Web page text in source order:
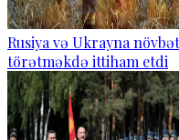
Rusiya və Ukrayna
törətməkdə ittiham etdi